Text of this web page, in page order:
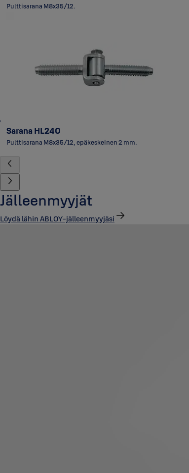
Pulttisarana M8x35/12.
Sarana HL240
Pulttisarana M8x35/12, epäkeskeinen 2 mm.
Jälleenmyyjät
Löydä lähin ABLOY-jälleenmyyjäsi